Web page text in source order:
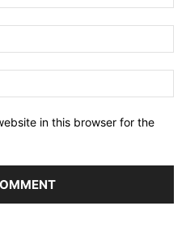
in this browser for the